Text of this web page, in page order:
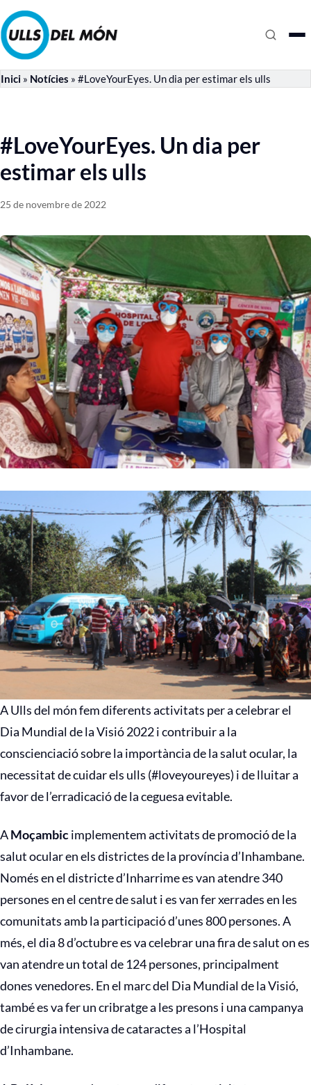
Inici » Notícies » #LoveYourEyes. Un dia per estimar els ulls
#LoveYourEyes. Un dia per
estimar els ulls
25 de novembre de 2022
A Ulls del món fem diferents activitats per a celebrar el
Dia Mundial de la Visió 2022 i contribuir a la
conscienciació sobre la importància de la salut ocular, la
necessitat de cuidar els ulls (#loveyoureyes) i de lluitar a
favor de l’erradicació de la ceguesa evitable.
AMoçambicimplementem activitats de promoció de la
salut ocular en els districtes de la província d’Inhambane.
Només en el districte d’Inharrime es van atendre 340
persones en el centre de salut i es van fer xerrades en les
comunitats amb la participació d’unes 800 persones. A
més, el dia 8 d’octubre es va celebrar una fira de salut on es
van atendre un total de 124 persones, principalment
dones venedores. En el marc del Dia Mundial de la Visió,
també es va fer un cribratge a les presons i una campanya
de cirurgia intensiva de cataractes a l’Hospital
d’Inhambane.